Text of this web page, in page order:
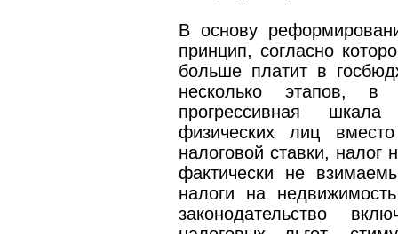
В основу
принцип, согласно
больше платит в
несколько этапов,
прогрессивная
физических лиц
налоговой ставки, налог
фактически не
налоги на
законодательство